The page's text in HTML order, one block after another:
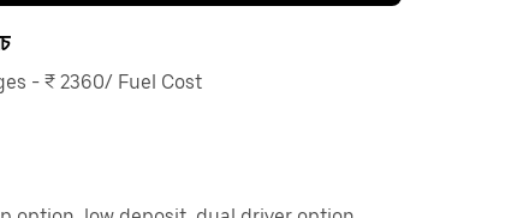
- ₹ 2360/ Fuel Cost